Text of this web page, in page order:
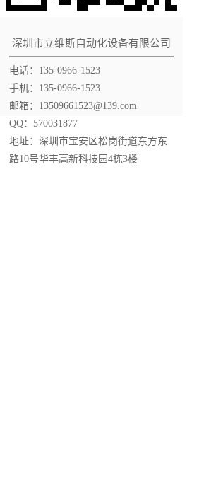
深圳市立维斯自动化设备有限公司
电话：135-0966-1523
手机：135-0966-1523
邮箱：13509661523@139.com
QQ：570031877
地址：深圳市宝安区松岗街道东方东
路10号华丰高新科技园4栋3楼